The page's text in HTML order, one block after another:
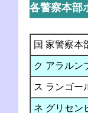
各警察本部
国 家警察本
ク アラルン
ス ランゴー
ネ グリセン